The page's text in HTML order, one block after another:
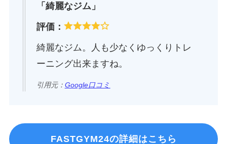
「綺麗なジム」
評価：
綺麗なジム。人も少なくゆっくりトレ
ーニング出来ますね。
引用元： Google口コミ
FASTGYM24の詳細はこちら